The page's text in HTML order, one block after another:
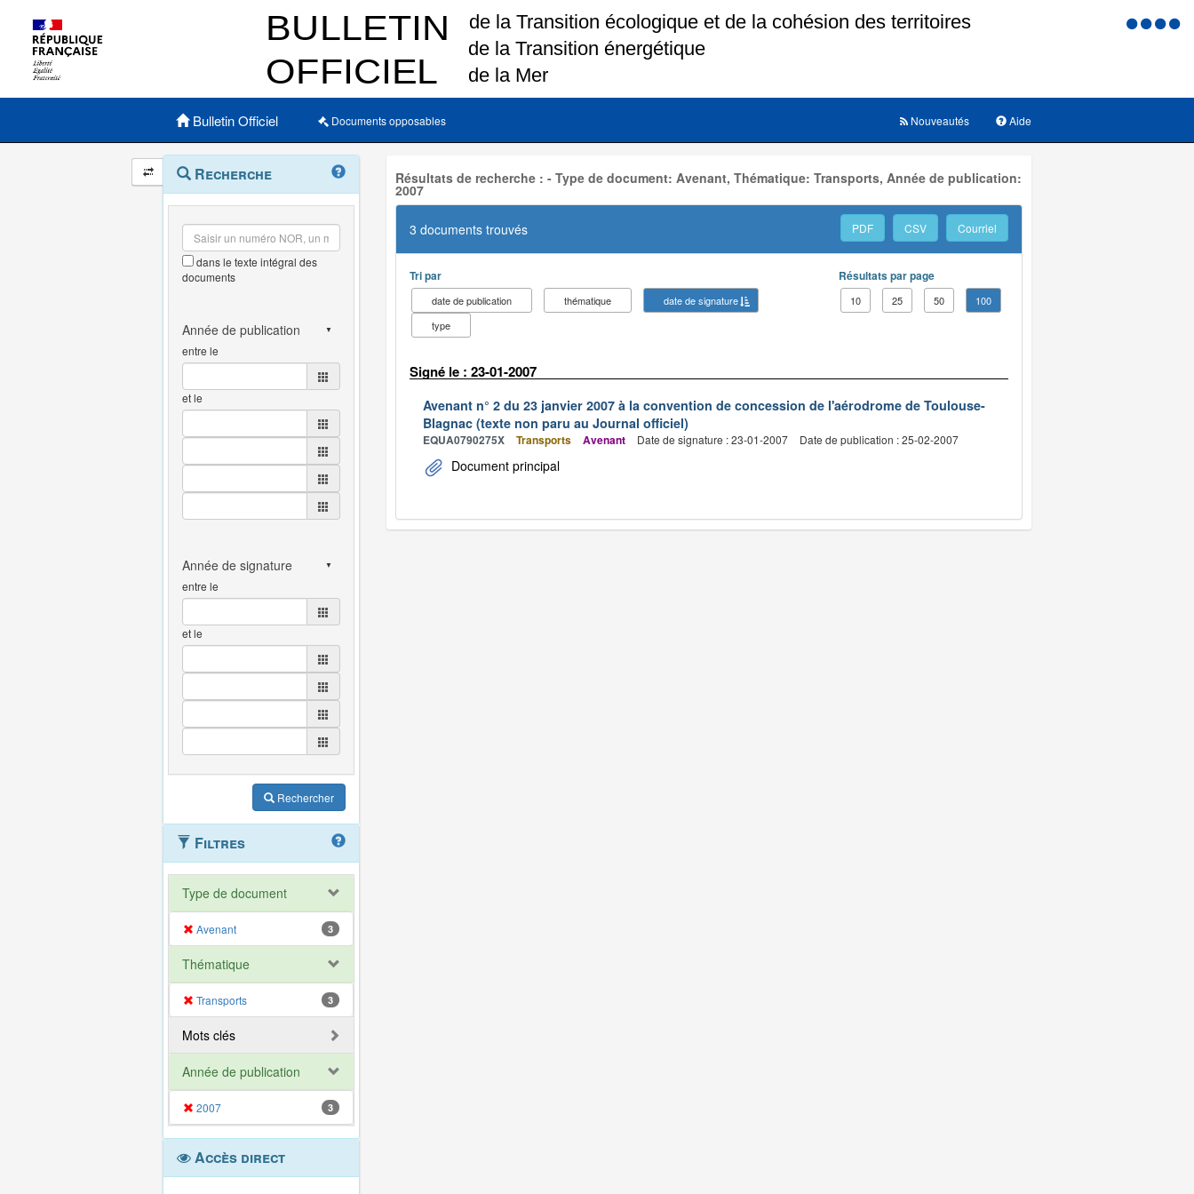
Menu
Menu principal
Bulletin Officiel Documents opposables Aide
Nouveautés
Navigation
et
outils
annexes
Menu
contextuel
Recherche
dans le texte intégral des
documents
entre le
et le
entre le
et le
Rechercher
Filtres
Type de document
Avenant 3
Thématique
Transports 3
Mots clés
Année de publication
2007 3
Accès direct
Résultats de recherche : - Type de document: Avenant, Thématique: Transports, Année de publication:
2007
3 documents trouvés PDF CSV Courriel
Tri par
date de publication thématique
date de signature
type
Résultats par page
10 25 50 100
Signé le : 23-01-2007
Avenant n° 2 du 23 janvier 2007 à la convention de concession de l'aérodrome de Toulouse-
Blagnac (texte non paru au Journal officiel)
EQUA0790275X Transports Avenant Date de signature : 23-01-2007 Date de publication : 25-02-2007
Document principal